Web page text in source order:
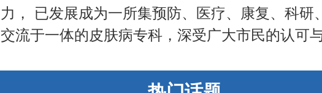
力， 已发展成为一所集预防、医疗、康复、科研
交流于一体的皮肤病专科，深受广大市民的认可